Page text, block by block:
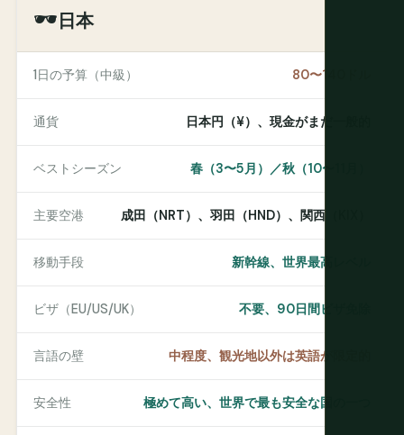
🕶日本
1日の予算（中級） 80〜140ドル
通貨 日本円（¥）、現金がまだ一般的
ベストシーズン 春（3〜5月）／秋（10〜11月）
主要空港 成田（NRT）、羽田（HND）、関西（KIX）
移動手段 新幹線、世界最高レベル
ビザ（EU/US/UK） 不要、90日間ビザ免除
言語の壁 中程度、観光地以外は英語が限定的
安全性 極めて高い、世界で最も安全な国の一つ